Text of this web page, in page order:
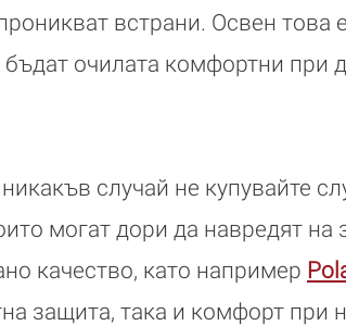
встрани. Освен това
очилата комфортни при
случай не купувайте
могат дори да навредят на
качество, като например
защита, така и комфорт при